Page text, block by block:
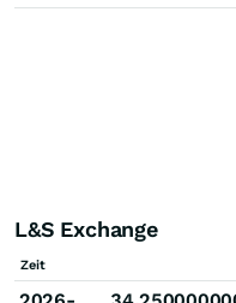
L&S Exchange
Zeit